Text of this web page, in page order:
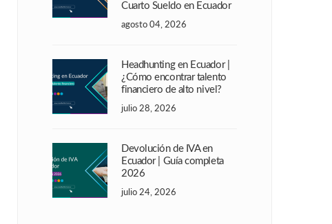
Cuarto Sueldo en Ecuador
agosto 04, 2026
Headhunting en Ecuador |
¿Cómo encontrar talento
financiero de alto nivel?
julio 28, 2026
Devolución de IVA en
Ecuador | Guía completa
2026
julio 24, 2026